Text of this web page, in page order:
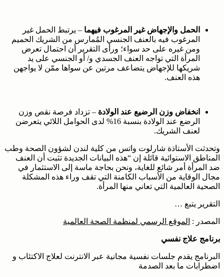
الحمل والإجهاض غير المرغوب فيهما – يرتبط الحمل غير
المرغوب فيه بالعنف الجنسي المُمارس من الشريك الحميم
ومن غيره على حد سواء؛ ورأى التقرير أن احتمال تعرض
المرأة التي تواجه العنف الجسدي و/ أو الجنسي على يد
شريكها للإجهاض يتضاعف مرتين عن سواها ممّن لا يواجهن
هذه العنف.
انخفاض وزن الرضيع عند الولادة – تزداد فرصة نقص وزن
الرضع عند الولادة بنسبة 16% لدى الحوامل اللائي يتعرضن
لعنف الشريك.
وتحدثت الأستاذة شارلوت واتس من كلية لندن لشؤون الصحة وطب
المناطق الاستوائية قائلة إن “هذه البيانات الجديدة تثبت أن العنف
ضد المرأة أمر شائع للغاية، ونحن بحاجة ماسة إلى الاستثمار في
مجال الوقاية من الأسباب الكامنة التي تقف وراء هذه المشكلة
الصحية العالمية التي تعاني منها المرأة.
التقرير يتبع …
المصدر : الموقع الرسمي لمنظمة الصحة العالمية
برنامج علاج نفسي
البرنامج يقدم جلسات نفسية مجانية عبر الانترنت لعلاج الاكتئاب و
اضطرابات ما بعد الصدمة